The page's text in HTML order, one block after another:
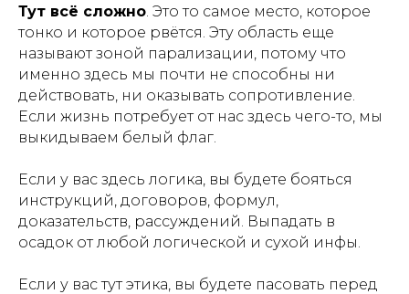
Тут всё сложно . Это то самое место, которое
тонко и которое рвётся. Эту область еще
называют зоной парализации, потому что
именно здесь мы почти не способны ни
действовать, ни оказывать сопротивление.
Если жизнь потребует от нас здесь чего-то, мы
выкидываем белый флаг.
Если у вас здесь логика, вы будете бояться
инструкций, договоров, формул,
доказательств, рассуждений. Выпадать в
осадок от любой логической и сухой инфы.
Если у вас тут этика, вы будете пасовать перед